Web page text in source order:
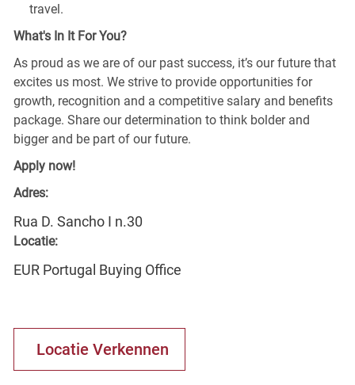
travel.
What's In It For You?
As proud as we are of our past success, it’s our future that
excites us most. We strive to provide opportunities for
growth, recognition and a competitive salary and benefits
package. Share our determination to think bolder and
bigger and be part of our future.
Apply now!
Adres:
Rua D. Sancho I n.30
Locatie:
EUR Portugal Buying Office
Locatie Verkennen